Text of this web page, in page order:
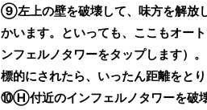
⑨左上の壁を破壊して、味方を解放
かいます。といっても、ここもオー
ンフェルノタワーをタップします）
標的にされたら、いったん距離をと
⑩Ⓗ付近のインフェルノタワーを破